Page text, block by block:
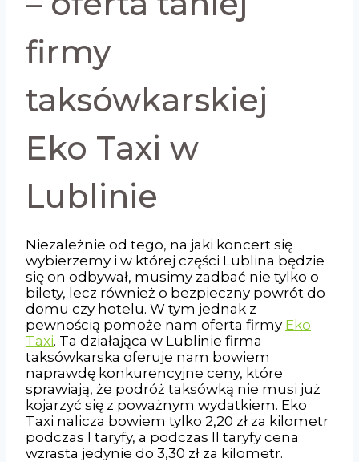
firmy
taksówkarskiej
Eko Taxi w
Lublinie
Niezależnie od tego, na jaki koncert się
wybierzemy i w której części Lublina będzie
się on odbywał, musimy zadbać nie tylko o
bilety, lecz również o bezpieczny powrót do
domu czy hotelu. W tym jednak z
pewnością pomoże nam oferta firmy Eko
Taxi. Ta działająca w Lublinie firma
taksówkarska oferuje nam bowiem
naprawdę konkurencyjne ceny, które
sprawiają, że podróż taksówką nie musi już
kojarzyć się z poważnym wydatkiem. Eko
Taxi nalicza bowiem tylko 2,20 zł za kilometr
podczas I taryfy, a podczas II taryfy cena
wzrasta jedynie do 3,30 zł za kilometr.